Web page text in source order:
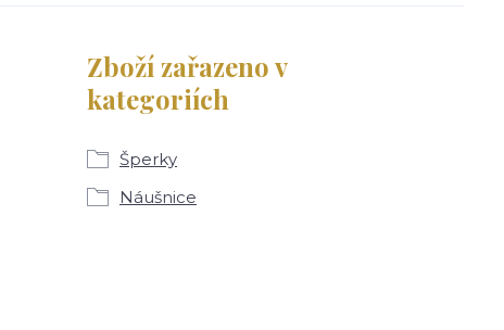
Zboží zařazeno v
kategoriích
Šperky
Náušnice